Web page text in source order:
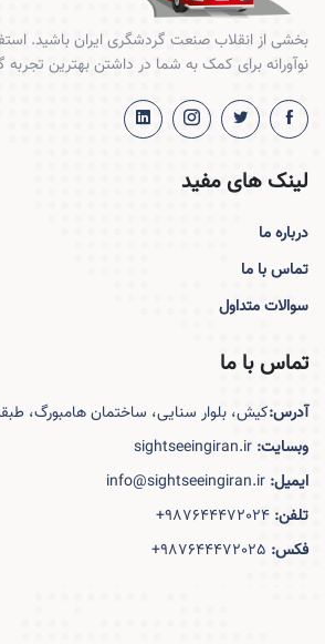
بخشی از انقلاب صنعت گردشگری ایران باشید.
نوآورانه برای کمک به شما در داشتن بهترین
لینک های مفید
درباره ما
تماس با ما
سوالات متداول
تماس با ما
آدرس:کیش، بلوار سنایی، ساختمان هامبورگ، طبقه
وبسایت: sightseeingiran.ir
ایمیل: info@sightseeingiran.ir
تلفن: +987644472024
فکس: +987644472025